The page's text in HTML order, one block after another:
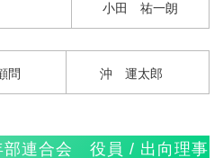
小田 祐一朗
問 沖 運太郎
部連合会 役員 / 出向理事